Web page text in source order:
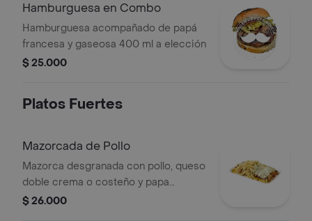
Hamburguesa en Combo
Hamburguesa acompañado de papá
francesa y gaseosa 400 ml a elección
$ 25.000
Platos Fuertes
Mazorcada de Pollo
Mazorca desgranada con pollo, queso
doble crema o costeño y papa
chiflada.
$ 26.000